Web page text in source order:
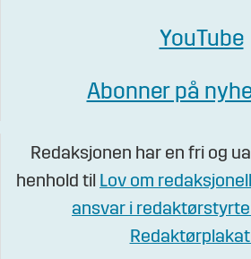
YouTube
Abonner på
Redaksjonen har en fri og
henhold til Lov om
ansvar i